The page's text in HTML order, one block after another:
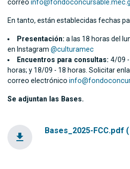
correo
En tanto, están establecidas fechas
Presentación: a las 18 horas del
en Instagram @culturamec
Encuentros para consultas:4/09
horas; y 18/09 - 18 horas. Solicitar
correo electrónico
Se adjuntan las Bases.
file_download
Bases_2025-FCC.pdf